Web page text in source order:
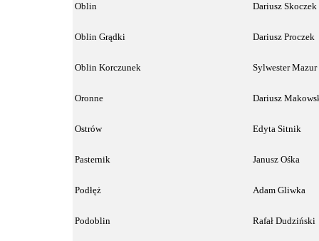
Oblin Dariusz Skoczek
Oblin Grądki Dariusz Proczek
Oblin Korczunek Sylwester Mazur
Oronne Dariusz
Ostrów Edyta Sitnik
Pasternik Janusz Ośka
Podłęż Adam Gliwka
Podoblin Rafał Dudziński